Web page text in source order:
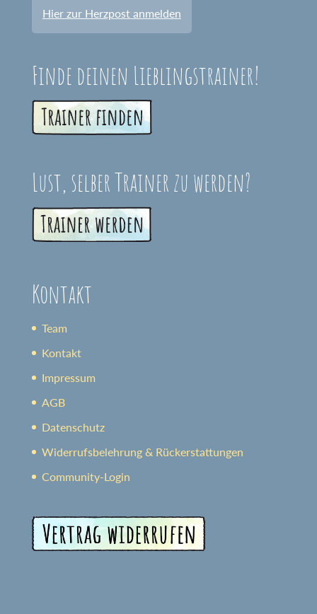
Hier zur Herzpost anmelden
Finde deinen Lieblingstrainer!
Lust, selber Trainer zu werden?
Kontakt
Team
Kontakt
Impressum
AGB
Datenschutz
Widerrufsbelehrung & Rückerstattungen
Community-Login